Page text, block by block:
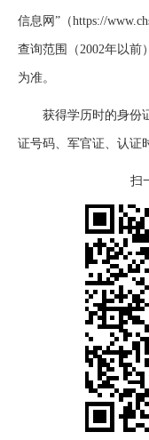
信息网”（https://
查询范围（2002年以前
为准。
获得学历时的身份证
证号码、军官证、认证
扫